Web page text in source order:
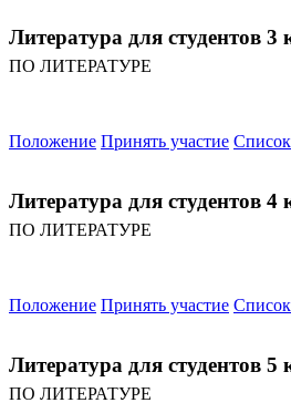
Литература для студентов 3
ПО ЛИТЕРАТУРЕ
Положение Принять участие Список
Литература для студентов 4
ПО ЛИТЕРАТУРЕ
Положение Принять участие Список
Литература для студентов 5
ПО ЛИТЕРАТУРЕ